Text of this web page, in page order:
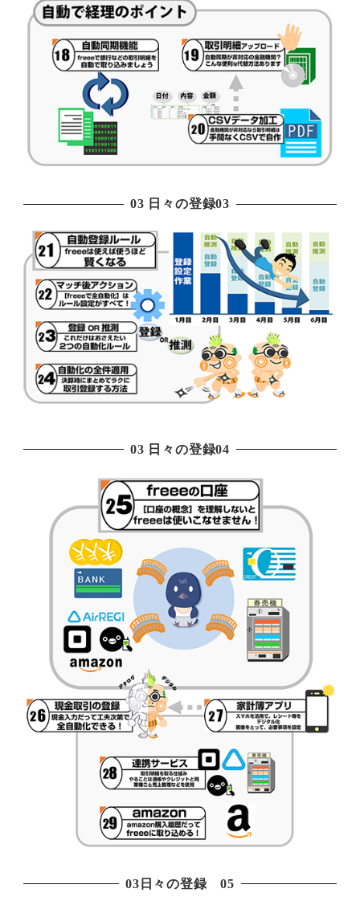
03 日々の登録03
03 日々の登録04
03日々の登録 05